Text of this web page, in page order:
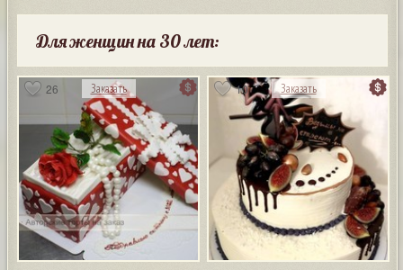
Для женщин на 30 лет:
26 Заказать 10 Заказать